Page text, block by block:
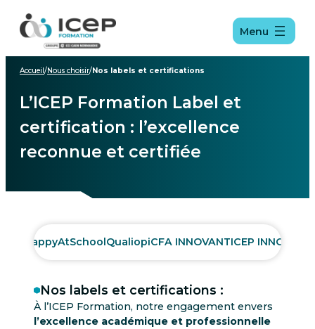
Aller
menu
Aller
contenu
Aller
pied
de
page
Menu
Accueil /Nous choisir/Nos labels et certifications
L’ICEP Formation Label et
certification : l’excellence
reconnue et certifiée
HappyAtSchoolQualiopiCFA INNOVANTICEP INNOV
Nos labels et certifications :
À l’ICEP Formation, notre engagement envers
l’excellence académique et professionnelle